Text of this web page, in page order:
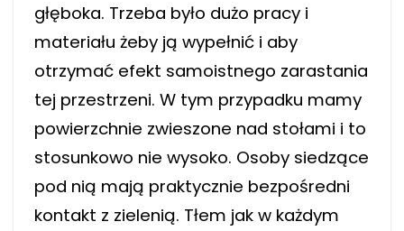
głęboka. Trzeba było dużo pracy i
materiału żeby ją wypełnić i aby
otrzymać efekt samoistnego zarastania
tej przestrzeni. W tym przypadku mamy
powierzchnie zwieszone nad stołami i to
stosunkowo nie wysoko. Osoby siedzące
pod nią mają praktycznie bezpośredni
kontakt z zielenią. Tłem jak w każdym